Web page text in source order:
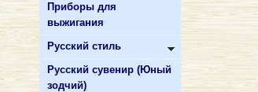
Приборы для
выжигания
Русский стиль
Русский сувенир (Юный
зодчий)